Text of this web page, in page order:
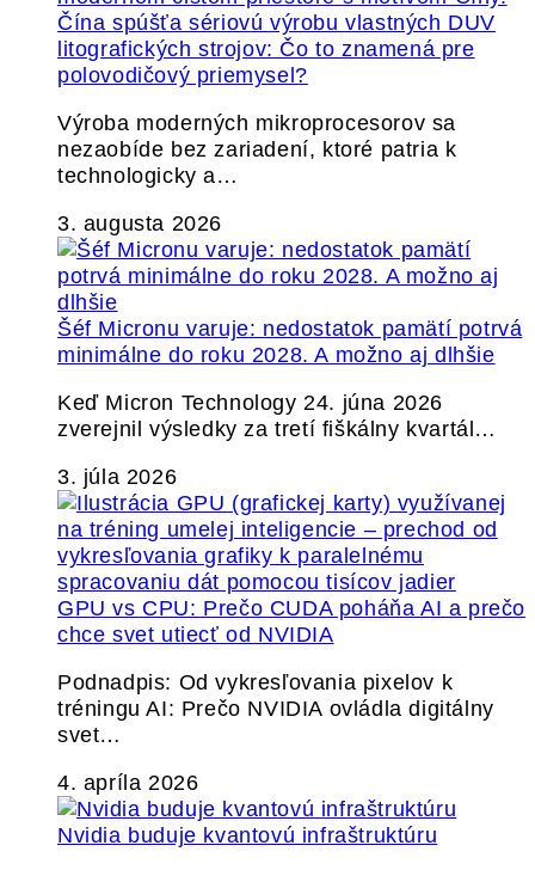
Čína spúšťa sériovú výrobu vlastných DUV
litografických strojov: Čo to znamená pre
polovodičový priemysel?
Výroba moderných mikroprocesorov sa
nezaobíde bez zariadení, ktoré patria k
technologicky a…
3. augusta 2026
Šéf Micronu varuje: nedostatok pamätí potrvá
minimálne do roku 2028. A možno aj dlhšie
Keď Micron Technology 24. júna 2026
zverejnil výsledky za tretí fiškálny kvartál…
3. júla 2026
GPU vs CPU: Prečo CUDA poháňa AI a prečo
chce svet utiecť od NVIDIA
Podnadpis: Od vykresľovania pixelov k
tréningu AI: Prečo NVIDIA ovládla digitálny
svet…
4. apríla 2026
Nvidia buduje kvantovú infraštruktúru